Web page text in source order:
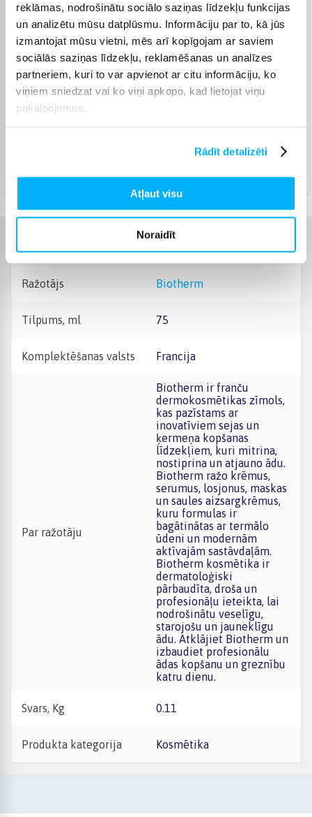
reklāmas, nodrošinātu sociālo saziņas līdzekļu funkcijas
un analizētu mūsu datplūsmu. Informāciju par to, kā jūs
izmantojat mūsu vietni, mēs arī kopīgojam ar saviem
sociālās saziņas līdzekļu, reklamēšanas un analīzes
partneriem, kuri to var apvienot ar citu informāciju, ko
viņiem sniedzat vai ko viņi apkopo, kad lietojat viņu
pakalpojumus.
Rādīt detalizēti
Atļaut visu
Noraidīt
Venipak Kurjers (3,99 €)
Apmaksā pilnu summu skaidrā naudā piegādes brīdī.
Omniva pakomāts (3,99 €)
Augusts 18d. - Augusts 24d.
Smartposti pakomāts (2,99 €)
Augusts 18d. - Augusts 24d.
Augusts 18d. - Augusts 25d.
Raksturlielumi
Ražotājs Biotherm
Tilpums, ml 75
Komplektēšanas valsts Francija
Par ražotāju
Biotherm ir franču
dermokosmētikas zīmols,
kas pazīstams ar
inovatīviem sejas un
ķermeņa kopšanas
līdzekļiem, kuri mitrina,
nostiprina un atjauno ādu.
Biotherm ražo krēmus,
serumus, losjonus, maskas
un saules aizsargkrēmus,
kuru formulas ir
bagātinātas ar termālo
ūdeni un modernām
aktīvajām sastāvdaļām.
Biotherm kosmētika ir
dermatoloģiski
pārbaudīta, droša un
profesionāļu ieteikta, lai
nodrošinātu veselīgu,
starojošu un jauneklīgu
ādu. Atklājiet Biotherm un
izbaudiet profesionālu
ādas kopšanu un greznību
katru dienu.
Svars, Kg 0.11
Produkta kategorija Kosmētika